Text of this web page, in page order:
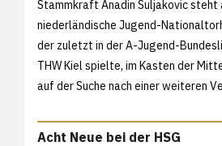
Stammkraft Anadin Suljakovic
niederländische Jugend-
der zuletzt in der A-Jugend-
THW Kiel spielte, im Kasten der
auf der Suche nach einer weiteren
Acht Neue bei der HSG